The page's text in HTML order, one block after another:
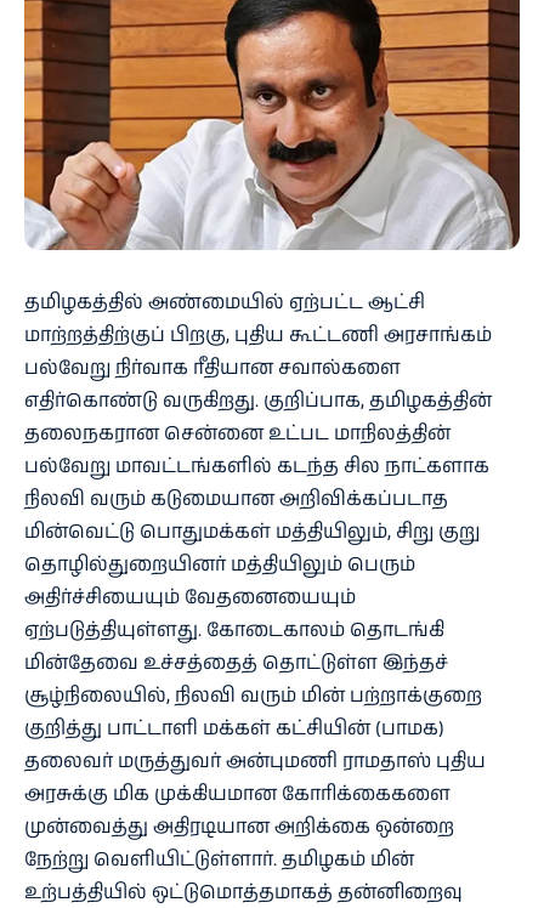
தமிழகத்தில் அண்மையில் ஏற்பட்ட ஆட்சி
மாற்றத்திற்குப் பிறகு, புதிய கூட்டணி அரசாங்கம்
பல்வேறு நிர்வாக ரீதியான சவால்களை
எதிர்கொண்டு வருகிறது. குறிப்பாக, தமிழகத்தின்
தலைநகரான சென்னை உட்பட மாநிலத்தின்
பல்வேறு மாவட்டங்களில் கடந்த சில நாட்களாக
நிலவி வரும் கடுமையான அறிவிக்கப்படாத
மின்வெட்டு பொதுமக்கள் மத்தியிலும், சிறு குறு
தொழில்துறையினர் மத்தியிலும் பெரும்
அதிர்ச்சியையும் வேதனையையும்
ஏற்படுத்தியுள்ளது. கோடைகாலம் தொடங்கி
மின்தேவை உச்சத்தைத் தொட்டுள்ள இந்தச்
சூழ்நிலையில், நிலவி வரும் மின் பற்றாக்குறை
குறித்து பாட்டாளி மக்கள் கட்சியின் (பாமக)
தலைவர் மருத்துவர் அன்புமணி ராமதாஸ் புதிய
அரசுக்கு மிக முக்கியமான கோரிக்கைகளை
முன்வைத்து அதிரடியான அறிக்கை ஒன்றை
நேற்று வெளியிட்டுள்ளார். தமிழகம் மின்
உற்பத்தியில் ஒட்டுமொத்தமாகத் தன்னிறைவு